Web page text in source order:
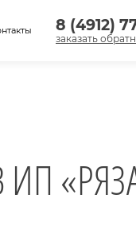
8 (4912)
заказать
ИП